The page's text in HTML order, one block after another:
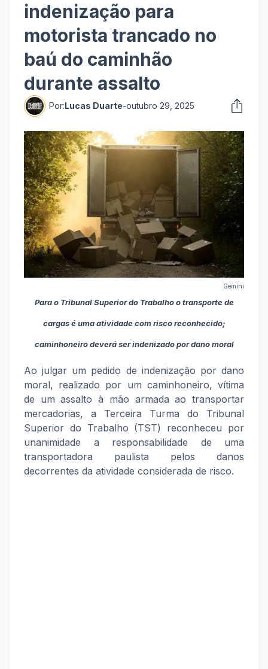
indenização para
motorista trancado no
baú do caminhão
durante assalto
Por:Lucas Duarte-outubro 29, 2025
Gemini
Para o Tribunal Superior do Trabalho o transporte de
cargas é uma atividade com risco reconhecido;
caminhoneiro deverá ser indenizado por dano moral
Ao julgar um pedido de indenização por dano
moral, realizado por um caminhoneiro, vítima
de um assalto à mão armada ao transportar
mercadorias, a Terceira Turma do Tribunal
Superior do Trabalho (TST) reconheceu por
unanimidade a responsabilidade de uma
transportadora paulista pelos danos
decorrentes da atividade considerada de risco.